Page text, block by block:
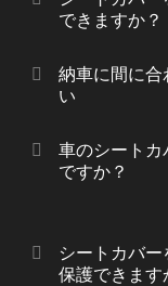
できますか？
納車に間に合
い
車のシートカ
ですか？
シートカバ
保護できます